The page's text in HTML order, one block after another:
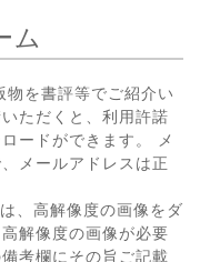
ム
を書評等でご紹介い
ただくと、利用許諾
ードができます。 メ
メールアドレスは正
、高解像度の画像をダ
解像度の画像が必要
考欄にその旨ご記載